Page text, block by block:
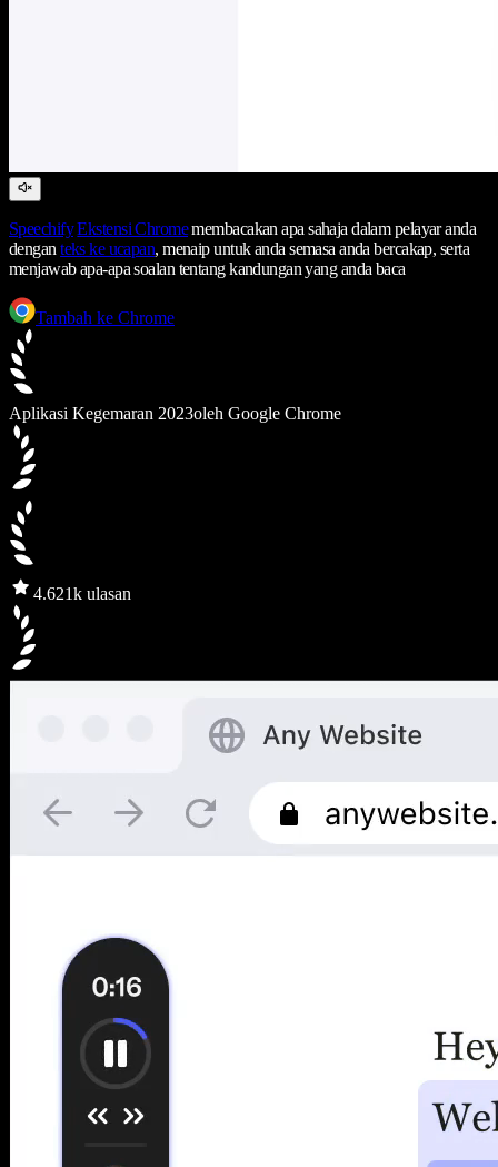
Speechify Ekstensi Chromemembacakan apa sahaja dalam pelayar anda
denganteks ke ucapan, menaip untuk anda semasa anda bercakap, serta
menjawab apa-apa soalan tentang kandungan yang anda baca
Tambah ke Chrome
Aplikasi Kegemaran 2023oleh Google Chrome
4.621k ulasan